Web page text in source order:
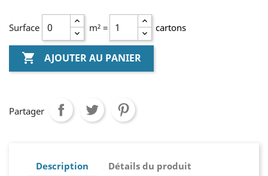
Surface m² = cartons
 AJOUTER AU PANIER
Partager
Description Détails du produit